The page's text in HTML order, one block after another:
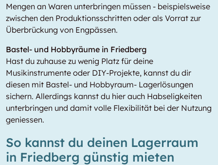
Mengen an Waren unterbringen müssen - beispielsweise
zwischen den Produktionsschritten oder als Vorrat zur
Überbrückung von Engpässen.
Bastel- und Hobbyräume in Friedberg
Hast du zuhause zu wenig Platz für deine
Musikinstrumente oder DIY-Projekte, kannst du dir
diesen mit Bastel- und Hobbyraum- Lagerlösungen
sichern. Allerdings kannst du hier auch Habseligkeiten
unterbringen und damit volle Flexibilität bei der Nutzung
geniessen.
So kannst du deinen Lagerraum
in Friedberg günstig mieten